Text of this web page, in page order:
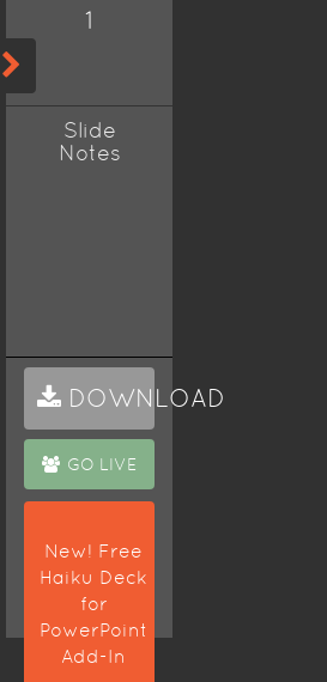
1
Slide
Notes
DOWNLOAD
GO LIVE
New! Free
Haiku Deck
for
PowerPoint
Add-In